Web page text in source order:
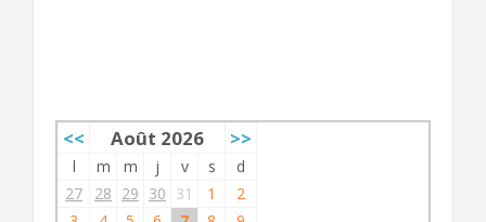
<< Août 2026 >>
l m m j v s
d
27
28 29 30 31 1
2